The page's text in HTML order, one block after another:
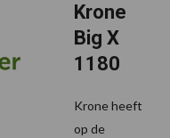
Krone
Big X
1180
Krone heeft
op de